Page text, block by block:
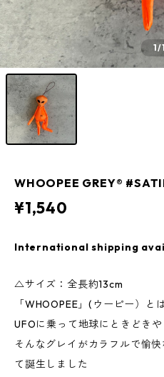
1/1
WHOOPEE GREY®
¥1,540
International shipping
△サイズ：全長約13cm
「WHOOPEE」(ウーピー）と
UFOに乗って地球にときどき
そんなグレイがカラフルで愉
て誕生しました